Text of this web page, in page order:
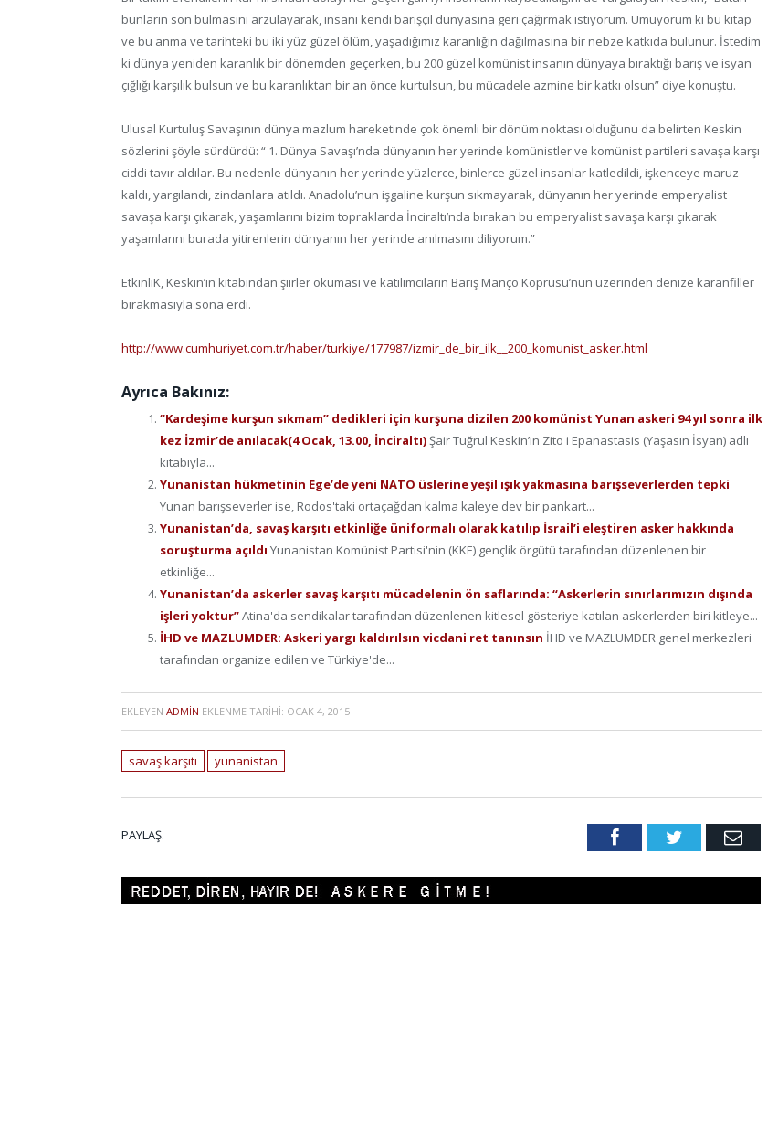
bunların son bulmasını arzulayarak, insanı kendi barışçıl dünyasına geri çağırmak istiyorum. Umuyorum ki bu kitap
ve bu anma ve tarihteki bu iki yüz güzel ölüm, yaşadığımız karanlığın dağılmasına bir nebze katkıda bulunur. İstedim
ki dünya yeniden karanlık bir dönemden geçerken, bu 200 güzel komünist insanın dünyaya bıraktığı barış ve isyan
çığlığı karşılık bulsun ve bu karanlıktan bir an önce kurtulsun, bu mücadele azmine bir katkı olsun” diye konuştu.
Ulusal Kurtuluş Savaşının dünya mazlum hareketinde çok önemli bir dönüm noktası olduğunu da belirten Keskin
sözlerini şöyle sürdürdü: “ 1. Dünya Savaşı’nda dünyanın her yerinde komünistler ve komünist partileri savaşa karşı
ciddi tavır aldılar. Bu nedenle dünyanın her yerinde yüzlerce, binlerce güzel insanlar katledildi, işkenceye maruz
kaldı, yargılandı, zindanlara atıldı. Anadolu’nun işgaline kurşun sıkmayarak, dünyanın her yerinde emperyalist
savaşa karşı çıkarak, yaşamlarını bizim topraklarda İnciraltı’nda bırakan bu emperyalist savaşa karşı çıkarak
yaşamlarını burada yitirenlerin dünyanın her yerinde anılmasını diliyorum.”
EtkinliK, Keskin’in kitabından şiirler okuması ve katılımcıların Barış Manço Köprüsü’nün üzerinden denize karanfiller
bırakmasıyla sona erdi.
http://www.cumhuriyet.com.tr/haber/turkiye/177987/izmir_de_bir_ilk__200_komunist_asker.html
Ayrıca Bakınız:
“Kardeşime kurşun sıkmam” dedikleri için kurşuna dizilen 200 komünist Yunan askeri 94 yıl sonra ilk
kez İzmir’de anılacak(4 Ocak, 13.00, İnciraltı)Şair Tuğrul Keskin’in Zito i Epanastasis (Yaşasın İsyan) adlı
kitabıyla...
Yunanistan hükmetinin Ege’de yeni NATO üslerine yeşil ışık yakmasına barışseverlerden tepki
Yunan barışseverler ise, Rodos'taki ortaçağdan kalma kaleye dev bir pankart...
Yunanistan’da, savaş karşıtı etkinliğe üniformalı olarak katılıp İsrail’i eleştiren asker hakkında
soruşturma açıldı Yunanistan Komünist Partisi'nin (KKE) gençlik örgütü tarafından düzenlenen bir
etkinliğe...
Yunanistan’da askerler savaş karşıtı mücadelenin ön saflarında: “Askerlerin sınırlarımızın dışında
işleri yoktur”Atina'da sendikalar tarafından düzenlenen kitlesel gösteriye katılan askerlerden biri kitleye...
İHD ve MAZLUMDER: Askeri yargı kaldırılsın vicdani ret tanınsın İHD ve MAZLUMDER genel merkezleri
tarafından organize edilen ve Türkiye'de...
EKLEYEN ADMIN EKLENME TARIHI: OCAK 4, 2015
savaş karşıtı yunanistan
PAYLAŞ. FacebookTwitter Email